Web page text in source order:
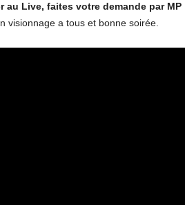
au Live, faites votre demande par MP
visionnage a tous et bonne soirée.